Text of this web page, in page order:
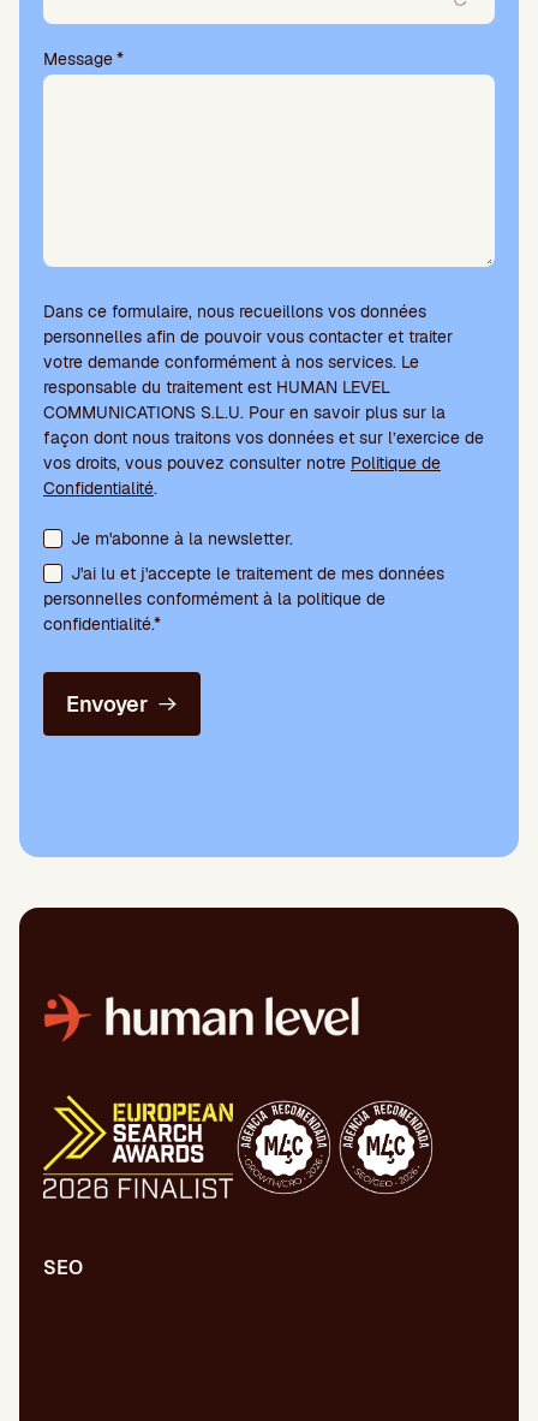
d
e
.
Message*
Dans ce formulaire, nous recueillons vos données
personnelles afin de pouvoir vous contacter et traiter
votre demande conformément à nos services. Le
responsable du traitement est HUMAN LEVEL
COMMUNICATIONS S.L.U. Pour en savoir plus sur la
façon dont nous traitons vos données et sur l’exercice de
vos droits, vous pouvez consulter notre Politique de
Confidentialité.
Acceptation des conditions et abonnement à la newsletter
Je m'abonne à la newsletter.
J'ai lu et j'accepte le traitement de mes données
personnelles conformément à la politique de
confidentialité.*
Envoyer
SEO